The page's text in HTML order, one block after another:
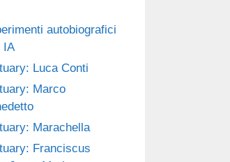
autobiografici
IA
Luca Conti
Marco
Marachella
Franciscus